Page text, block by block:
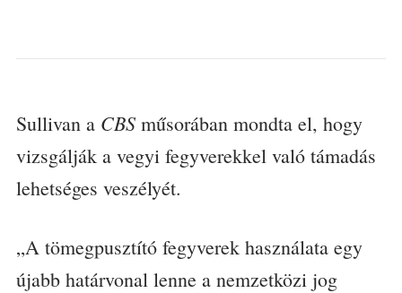
Sullivan a CBSműsorában mondta el, hogy
vizsgálják a vegyi fegyverekkel való támadás
lehetséges veszélyét.
„A tömegpusztító fegyverek használata egy
újabb határvonal lenne a nemzetközi jog